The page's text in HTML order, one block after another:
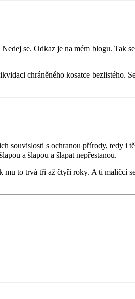
se. Odkaz je na mém blogu. Tak
chráněného kosatce bezlistého.
souvislosti s ochranou přírody, tedy i
a šlapou a šlapat nepřestanou.
to trvá tři až čtyři roky. A ti maličcí